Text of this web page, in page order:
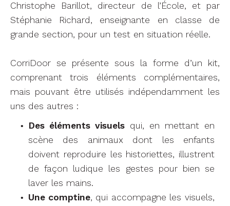
Christophe Barillot, directeur de l’École, et par
Stéphanie Richard, enseignante en classe de
grande section, pour un test en situation réelle.
CorriDoor se présente sous la forme d’un kit,
comprenant trois éléments complémentaires,
mais pouvant être utilisés indépendamment les
uns des autres :
Des éléments visuels qui, en mettant en
scène des animaux dont les enfants
doivent reproduire les historiettes, illustrent
de façon ludique les gestes pour bien se
laver les mains.
Une comptine, qui accompagne les visuels,